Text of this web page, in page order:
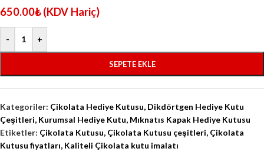
650.00₺ (KDV Hariç)
- +
SEPETE EKLE
Kategoriler: Çikolata Hediye Kutusu, Dikdörtgen Hediye Kutu
Çeşitleri, Kurumsal Hediye Kutu, Mıknatıs Kapak Hediye Kutusu
Etiketler: Çikolata Kutusu, Çikolata Kutusu çeşitleri, Çikolata
Kutusu fiyatları, Kaliteli Çikolata kutu imalatı